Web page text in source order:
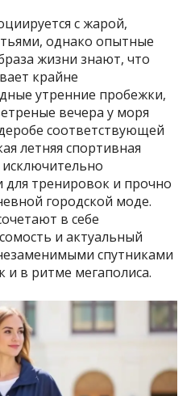
с жарой,
однако опытные
жизни знают, что
крайне
утренние пробежки,
вечера у моря
соответствующей
летняя спортивная
исключительно
тренировок и прочно
городской моде.
в себе
и актуальный
спутниками
и в ритме мегаполиса.